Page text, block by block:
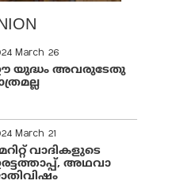
March 26
യുദ്ധം അവരുടേതു
March 21
വാദികളുടെ
അഥവാ